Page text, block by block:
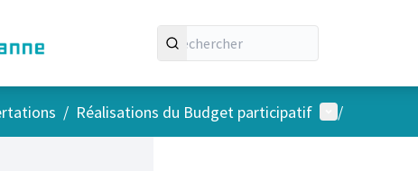
/ Réalisations du Budget participatif Menu
/